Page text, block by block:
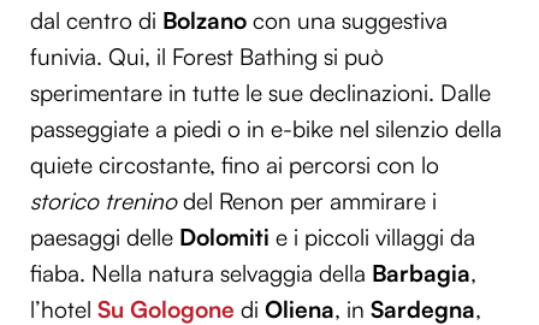
dal centro di Bolzano con una suggestiva
funivia. Qui, il Forest Bathing si può
sperimentare in tutte le sue declinazioni. Dalle
passeggiate a piedi o in e-bike nel silenzio della
quiete circostante, fino ai percorsi con lo
storico treninodel Renon per ammirare i
paesaggi delle Dolomiti e i piccoli villaggi da
fiaba. Nella natura selvaggia della Barbagia,
l’hotel Su Gologone di Oliena, in Sardegna,